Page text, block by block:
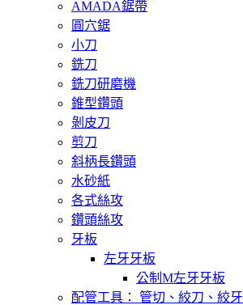
AMADA鋸帶
圓穴鋸
小刀
銑刀
銑刀研磨機
錐型鑽頭
剝皮刀
剪刀
斜柄長鑽頭
水砂紙
各式絲攻
鑽頭絲攻
牙板
左牙牙板
公制M左牙牙板
配管工具： 管切、絞刀、絞牙